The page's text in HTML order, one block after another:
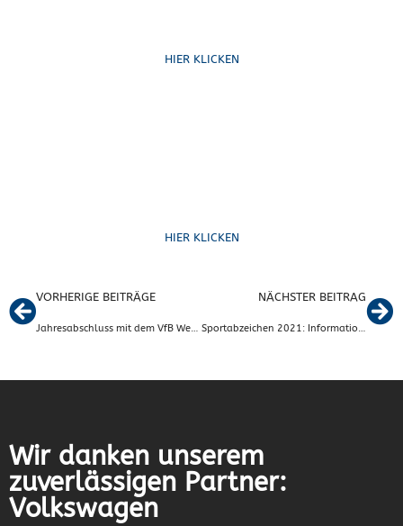
HIER KLICKEN
HIER KLICKEN
VORHERIGE BEITRÄGE
Jahresabschluss mit dem VfB Weihnachtssingen 2021 für Mitglieder und Nicht-Mitglieder!
NÄCHSTER BEITRAG
Sportabzeichen 2021: Informationen zu den Urkunden und der Verleihung
Wir danken unserem
zuverlässigen Partner:
Volkswagen